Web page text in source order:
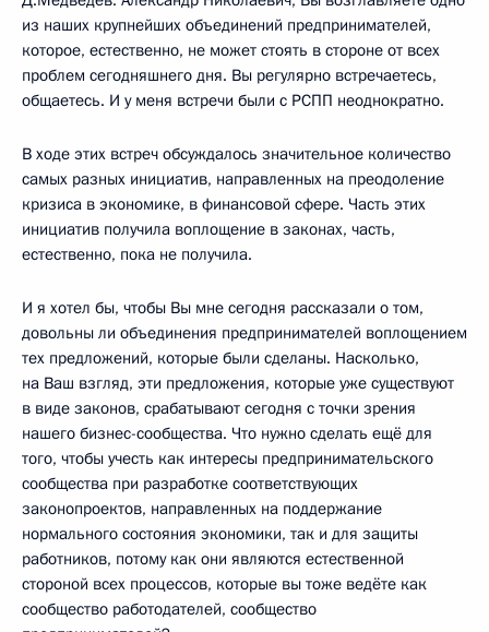
из наших крупнейших объединений предпринимателей,
которое, естественно, не может стоять в стороне от всех
проблем сегодняшнего дня. Вы регулярно встречаетесь,
общаетесь. И у меня встречи были с РСПП неоднократно.
В ходе этих встреч обсуждалось значительное количество
самых разных инициатив, направленных на преодоление
кризиса в экономике, в финансовой сфере. Часть этих
инициатив получила воплощение в законах, часть,
естественно, пока не получила.
И я хотел бы, чтобы Вы мне сегодня рассказали о том,
довольны ли объединения предпринимателей воплощением
тех предложений, которые были сделаны. Насколько,
на Ваш взгляд, эти предложения, которые уже существуют
в виде законов, срабатывают сегодня с точки зрения
нашего бизнес-сообщества. Что нужно сделать ещё для
того, чтобы учесть как интересы предпринимательского
сообщества при разработке соответствующих
законопроектов, направленных на поддержание
нормального состояния экономики, так и для защиты
работников, потому как они являются естественной
стороной всех процессов, которые вы тоже ведёте как
сообщество работодателей, сообщество